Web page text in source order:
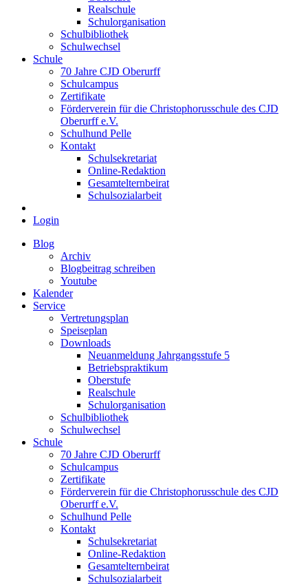
Realschule
Schulorganisation
Schulbibliothek
Schulwechsel
Schule
70 Jahre CJD Oberurff
Schulcampus
Zertifikate
Förderverein für die Christophorusschule des CJD
Oberurff e.V.
Schulhund Pelle
Kontakt
Schulsekretariat
Online-Redaktion
Gesamtelternbeirat
Schulsozialarbeit
Login
Blog
Archiv
Blogbeitrag schreiben
Youtube
Kalender
Service
Vertretungsplan
Speiseplan
Downloads
Neuanmeldung Jahrgangsstufe 5
Betriebspraktikum
Oberstufe
Realschule
Schulorganisation
Schulbibliothek
Schulwechsel
Schule
70 Jahre CJD Oberurff
Schulcampus
Zertifikate
Förderverein für die Christophorusschule des CJD
Oberurff e.V.
Schulhund Pelle
Kontakt
Schulsekretariat
Online-Redaktion
Gesamtelternbeirat
Schulsozialarbeit